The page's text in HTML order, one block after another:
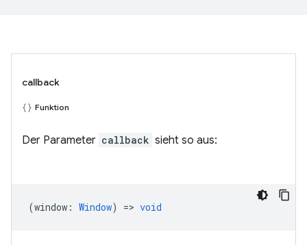
callback
Funktion
Der Parameter callback sieht so aus:
(window : Window) => void